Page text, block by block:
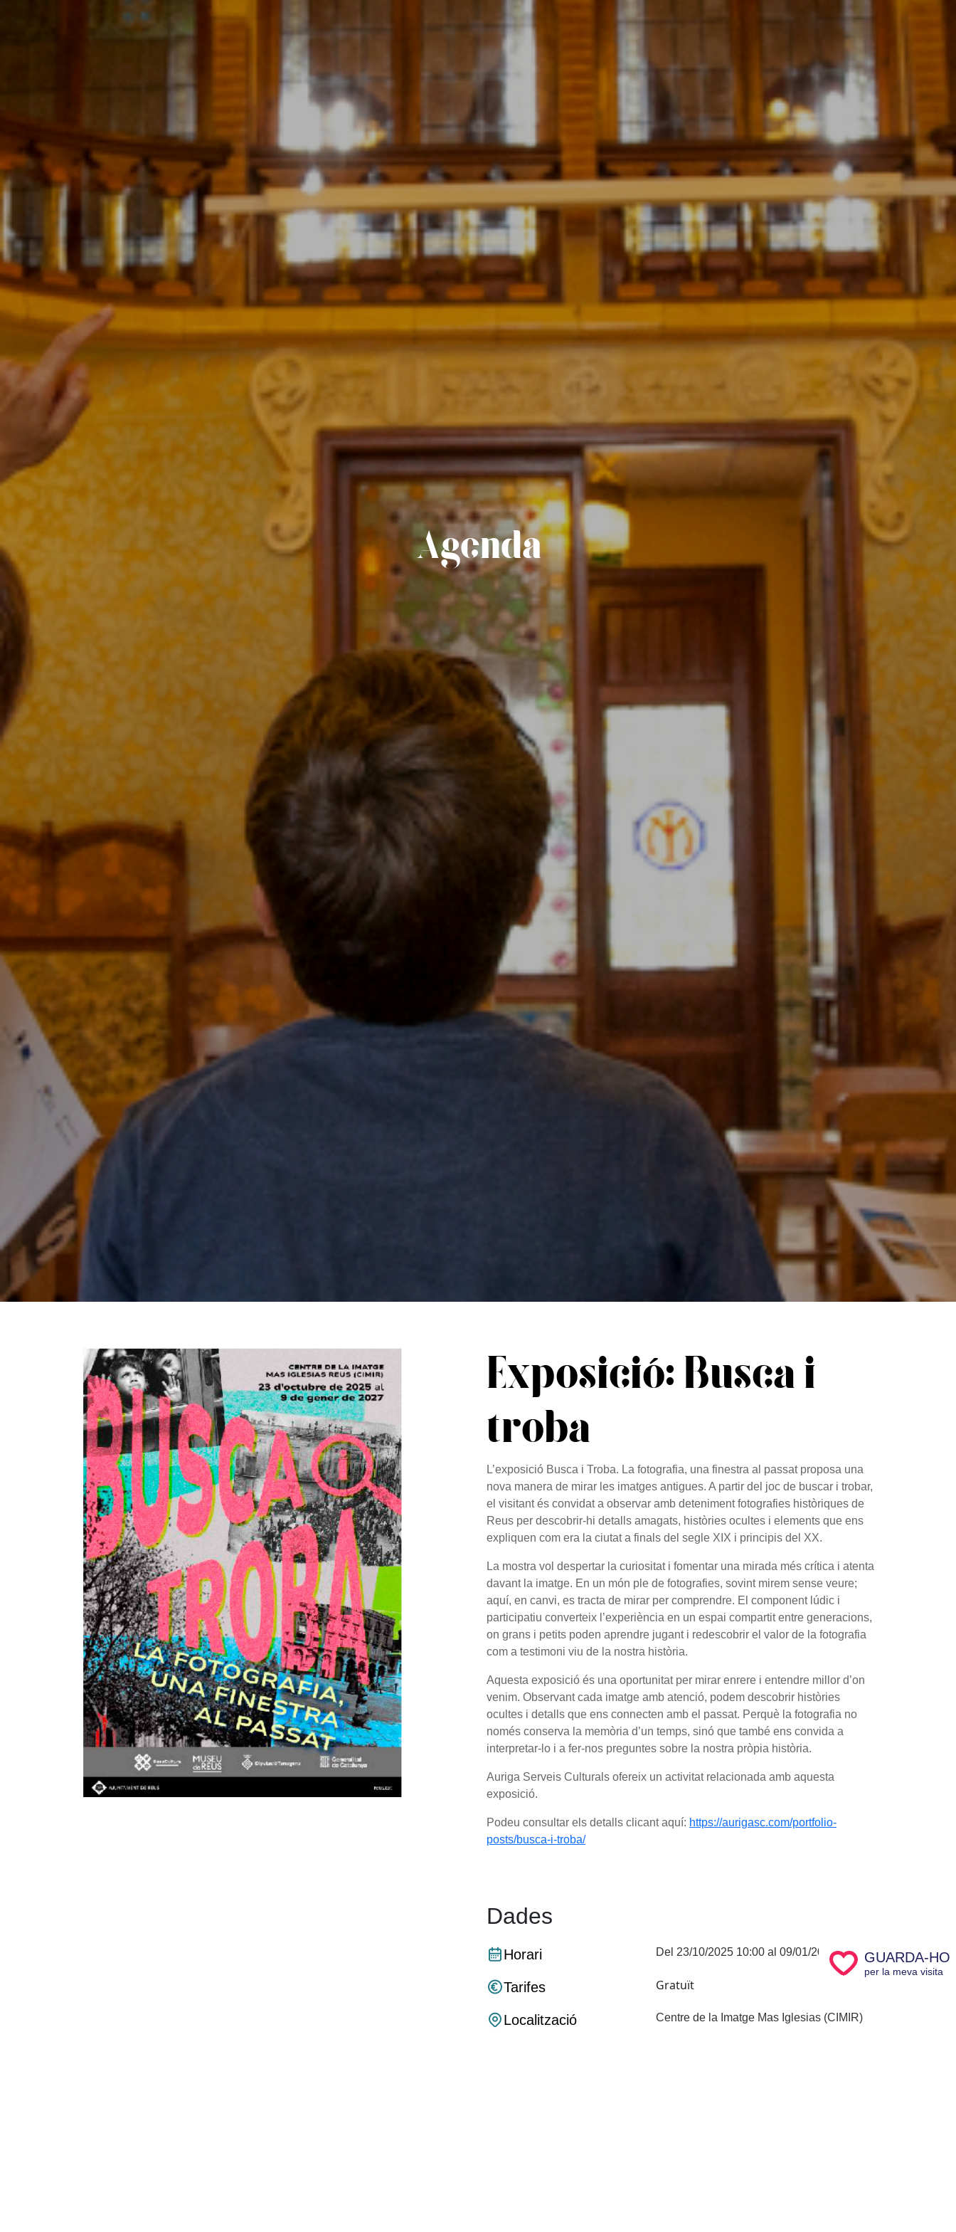
Agenda
Exposició: Busca i
troba
L’exposició Busca i Troba. La fotografia, una finestra al passat proposa una
nova manera de mirar les imatges antigues. A partir del joc de buscar i trobar,
el visitant és convidat a observar amb deteniment fotografies històriques de
Reus per descobrir-hi detalls amagats, històries ocultes i elements que ens
expliquen com era la ciutat a finals del segle XIX i principis del XX.
La mostra vol despertar la curiositat i fomentar una mirada més crítica i atenta
davant la imatge. En un món ple de fotografies, sovint mirem sense veure;
aquí, en canvi, es tracta de mirar per comprendre. El component lúdic i
participatiu converteix l’experiència en un espai compartit entre generacions,
on grans i petits poden aprendre jugant i redescobrir el valor de la fotografia
com a testimoni viu de la nostra història.
Aquesta exposició és una oportunitat per mirar enrere i entendre millor d’on
venim. Observant cada imatge amb atenció, podem descobrir històries
ocultes i detalls que ens connecten amb el passat. Perquè la fotografia no
només conserva la memòria d’un temps, sinó que també ens convida a
interpretar-lo i a fer-nos preguntes sobre la nostra pròpia història.
Auriga Serveis Culturals ofereix un activitat relacionada amb aquesta
exposició.
Podeu consultar els detalls clicant aquí: https://aurigasc.com/portfolio-
posts/busca-i-troba/
Dades
Horari Del 23/10/2025 10:00 al 09/01/2027 11:00
Tarifes Gratuït
Localització Centre de la Imatge Mas Iglesias (CIMIR)
GUARDA-HO
per la meva visita